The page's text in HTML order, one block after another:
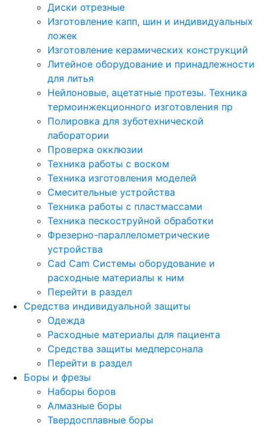
Диски отрезные
Изготовление капп, шин и индивидуальных
ложек
Изготовление керамических конструкций
Литейное оборудование и принадлежности
для литья
Нейлоновые, ацетатные протезы. Техника
термоинжекционного изготовления пр
Полировка для зуботехнической
лаборатории
Проверка окклюзии
Техника работы с воском
Техника изготовления моделей
Смесительные устройства
Техника работы с пластмассами
Техника пескоструйной обработки
Фрезерно-параллелометрические
устройства
Cad Cam Системы оборудование и
расходные материалы к ним
Перейти в раздел
Средства индивидуальной защиты
Одежда
Расходные материалы для пациента
Средства защиты медперсонала
Перейти в раздел
Боры и фрезы
Наборы боров
Алмазные боры
Твердосплавные боры